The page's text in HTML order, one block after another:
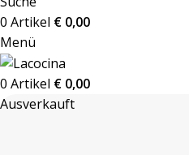
0 Artikel € 0,00
Menü
0 Artikel € 0,00
Ausverkauft